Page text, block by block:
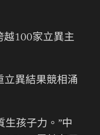
越100家立異主
立異結果競相涌
生孩子力。”中